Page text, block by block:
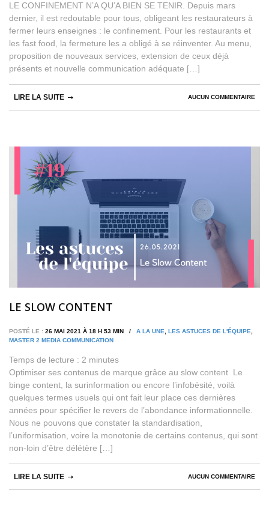
LE CONFINEMENT N’A QU’A BIEN SE TENIR. Depuis mars
dernier, il est redoutable pour tous, obligeant les restaurateurs à
fermer leurs enseignes : le confinement. Pour les restaurants et
les fast food, la fermeture les a obligé à se réinventer. Au menu,
proposition de nouveaux services, extension de ceux déjà
présents et nouvelle communication adéquate […]
AUCUN COMMENTAIRE
LIRE LA SUITE
LE SLOW CONTENT
POSTÉ LE : 26 MAI 2021 À 18 H 53 MIN / A LA UNE, LES ASTUCES DE L'ÉQUIPE,
MASTER 2 MEDIA COMMUNICATION
Temps de lecture : 2 minutes
Optimiser ses contenus de marque grâce au slow content Le
binge content, la surinformation ou encore l’infobésité, voilà
quelques termes usuels qui ont fait leur place ces dernières
années pour spécifier le revers de l’abondance informationnelle.
Nous ne pouvons que constater la standardisation,
l’uniformisation, voire la monotonie de certains contenus, qui sont
non-loin d’être délétère […]
AUCUN COMMENTAIRE
LIRE LA SUITE